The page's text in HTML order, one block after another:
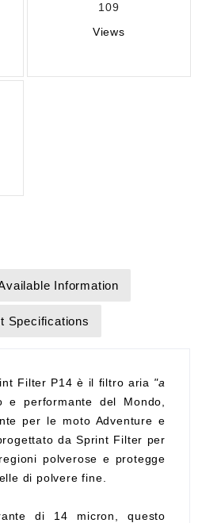
109
Views
Information
Specifications
Filter P14 è il filtro aria "a
performante del Mondo,
per le moto Adventure e
da Sprint Filter per
polverose e protegge
di polvere fine.
di 14 micron, questo